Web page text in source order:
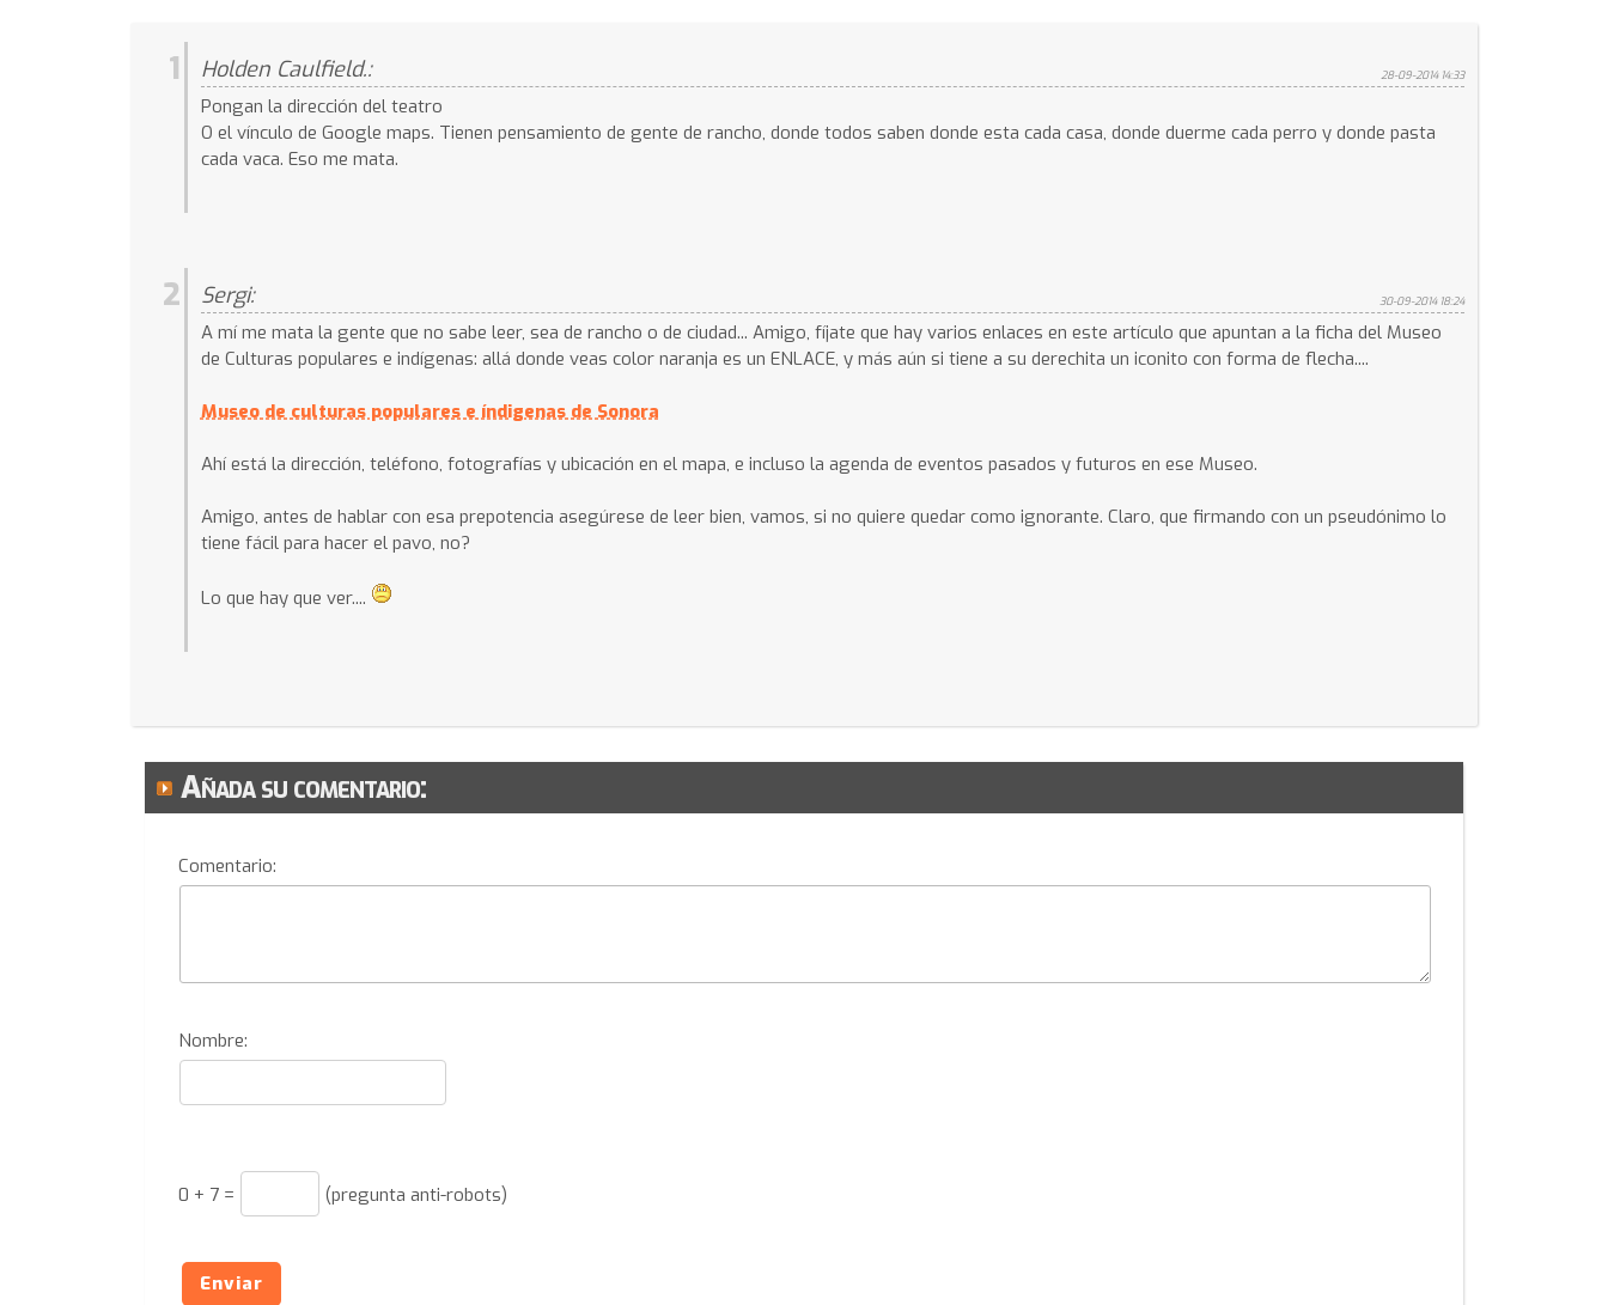
1 Holden Caulfield.: 28-09-2014 14:33
Pongan la dirección del teatro
O el vínculo de Google maps. Tienen pensamiento de gente de rancho, donde todos saben donde esta cada casa, donde duerme cada perro y donde pasta
cada vaca. Eso me mata.
2 Sergi: 30-09-2014 18:24
A mí me mata la gente que no sabe leer, sea de rancho o de ciudad... Amigo, fíjate que hay varios enlaces en este artículo que apuntan a la ficha del Museo
de Culturas populares e indígenas: allá donde veas color naranja es un ENLACE, y más aún si tiene a su derechita un iconito con forma de flecha....
Museo de culturas populares e índigenas de Sonora
Ahí está la dirección, teléfono, fotografías y ubicación en el mapa, e incluso la agenda de eventos pasados y futuros en ese Museo.
Amigo, antes de hablar con esa prepotencia asegúrese de leer bien, vamos, si no quiere quedar como ignorante. Claro, que firmando con un pseudónimo lo
tiene fácil para hacer el pavo, no?
Lo que hay que ver....
Añada su comentario:
Comentario:
Nombre:
0 + 7= (pregunta anti-robots)
Enviar